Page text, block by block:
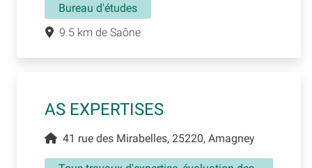
Bureau d'études
9.5 km de Saône
AS EXPERTISES
41 rue des Mirabelles, 25220, Amagney